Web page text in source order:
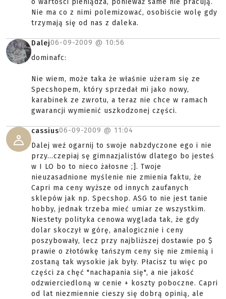
o wartości pieniądza, ponieważ same nie pracują.
Nie ma co z nimi polemizować, osobiście wolę gdy
trzymają się od nas z daleka.
Dalej06-09-2009 @ 10:56
dominafc:
Nie wiem, może taka że właśnie użeram się ze
Specshopem, który sprzedał mi jako nowy,
karabinek ze zwrotu, a teraz nie chce w ramach
gwarancji wymienić uszkodzonej części.
cassius06-09-2009 @ 11:04
Dalej weź ogarnij to swoje nabzdyczone ego i nie
przy...czepiaj sę gimnazjalistów dlatego bo jesteś
w I LO bo to nieco żałosne ;]. Twoje
nieuzasadnione myślenie nie zmienia faktu, że
Capri ma ceny wyższe od innych zaufanych
sklepów jak np. Specshop. ASG to nie jest tanie
hobby, jednak trzeba mieć umiar ze wszystkim.
Niestety polityka cenowa wyglada tak, że gdy
dolar skoczył w górę, analogicznie i ceny
poszybowały, lecz przy najbliższej dostawie po $
prawie o złotówkę tańszym ceny się nie zmienią i
zostaną tak wysokie jak były. Płacisz tu więc po
części za chęć "nachapania się", a nie jakość
odzwierciedloną w cenie + koszty poboczne. Capri
od lat niezmiennie cieszy się dobrą opinią, ale